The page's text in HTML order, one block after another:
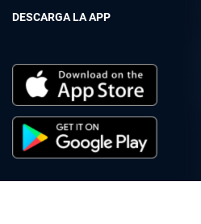
DESCARGA LA APP